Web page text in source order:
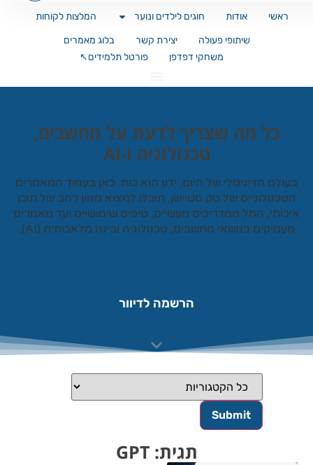
ראשי אודות חוגים לילדים ונוער
המלצות לקוחות
שיתופי פעולה
יצירת קשר
בלוג מאמרים
משחקי דפדפן
פורטל תלמידים↖️
כל מה שצריך לדעת על מחשבים,
טכנולוגיה ו-AI
הדיגיטלי של היום, ידע הוא כוח. כאן בעמוד המאמרים
של טק סטיישן, תוכלו למצוא מגוון רחב של תוכן
החל ממדריכים מעשיים, טיפים שימושיים ועד מאמרים
מעמיקים בנושאי מחשבים, טכנולוגיה ובינה מלאכותית (AI).
הרשמה לדיוור
תגית: GPT